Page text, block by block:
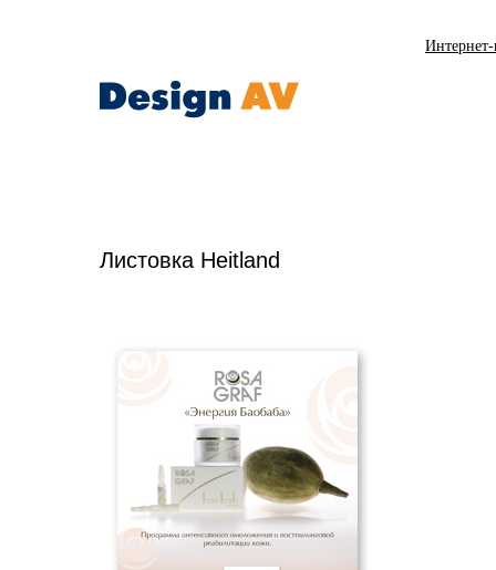
Листовка Heitland